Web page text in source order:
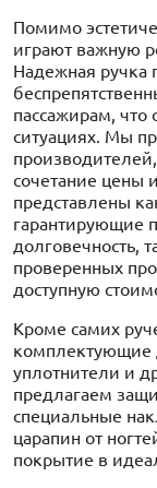
Помимо
играют важную
Надежная ручка
пассажирам, что
ситуациях. Мы
сочетание цены
представлены
гарантирующие
долговечность,
проверенных
доступную
Кроме самих
комплектующие
уплотнители и
предлагаем
специальные
царапин от
покрытие в